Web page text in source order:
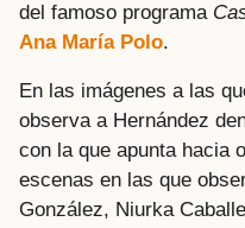
del famoso programa
Ana María Polo.
En las imágenes a las
observa a Hernández
con la que apunta hacia
escenas en las que
González, Niurka